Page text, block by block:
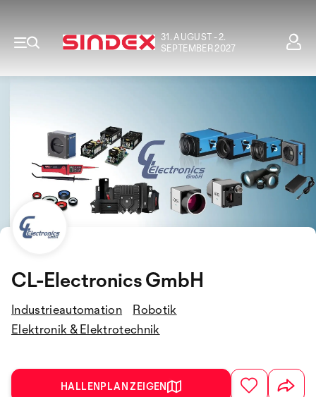
31. AUGUST - 2.
SEPTEMBER 2027
CL-Electronics GmbH
Industrieautomation
Robotik
Elektronik & Elektrotechnik
HALLENPLAN ZEIGEN